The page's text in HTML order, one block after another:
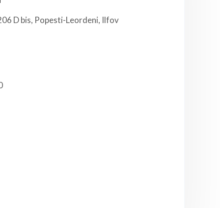
D bis, Popesti-Leordeni, Ilfov